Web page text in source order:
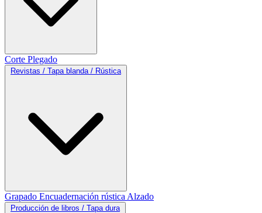
Corte Plegado
Revistas / Tapa blanda / Rústica
Grapado Encuadernación rústica Alzado
Producción de libros / Tapa dura